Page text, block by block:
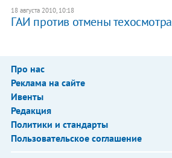
18 августа 2010, 10:18
ГАИ против отмены техосмотра
Про нас
Реклама на сайте
Ивенты
Редакция
Политики и стандарты
Пользовательское соглашение